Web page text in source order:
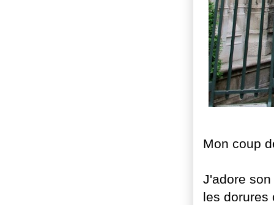
Mon coup
J'adore
les dorures